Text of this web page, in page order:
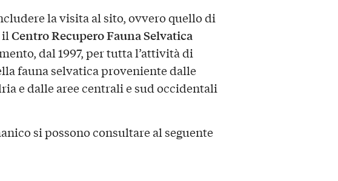
la visita al sito, ovvero quello di
ilCentro Recupero Fauna Selvatica
dal 1997, per tutta l’attività di
fauna selvatica proveniente dalle
e dalle aree centrali e sud occidentali
si possono consultare al seguente